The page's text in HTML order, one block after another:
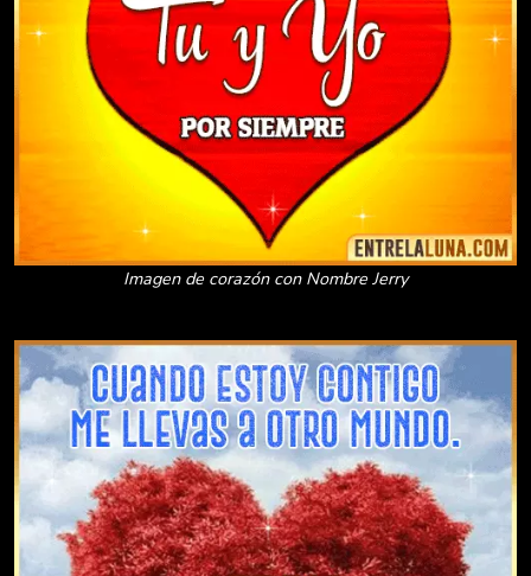
Imagen de corazón con Nombre Jerry